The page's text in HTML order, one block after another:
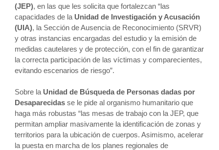
(JEP), en las que les solicita que fortalezcan “las
capacidades de la Unidad de Investigación y Acusación
(UIA), la Sección de Ausencia de Reconocimiento (SRVR)
y otras instancias encargadas del estudio y la emisión de
medidas cautelares y de protección, con el fin de garantizar
la correcta participación de las víctimas y comparecientes,
evitando escenarios de riesgo”.
Sobre la Unidad de Búsqueda de Personas dadas por
Desaparecidas se le pide al organismo humanitario que
haga más robustas “las mesas de trabajo con la JEP, que
permitan ampliar masivamente la identificación de zonas y
territorios para la ubicación de cuerpos. Asimismo, acelerar
la puesta en marcha de los planes regionales de